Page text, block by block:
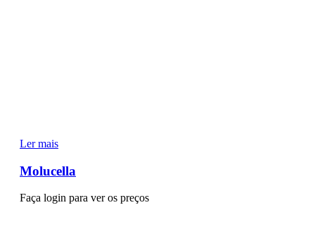
Ler mais
Molucella
Faça login para ver os preços